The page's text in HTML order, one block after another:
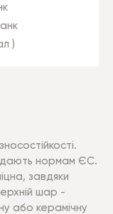
)
нормам ЄС.
завдяки
шар -
або керамічну